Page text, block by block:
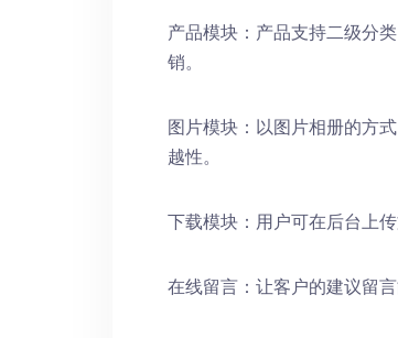
产品模块：产品支持二级分
销。
图片模块：以图片相册的方
越性。
下载模块：用户可在后台上
在线留言：让客户的建议留